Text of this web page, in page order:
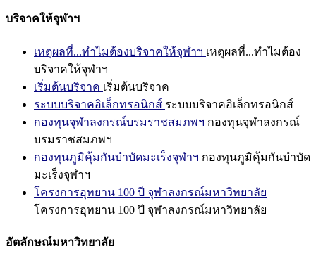
บริจาคให้จุฬาฯ
เหตุผลที่...ทำไมต้องบริจาคให้จุฬาฯ เหตุผลที่...ทำไมต้อง
บริจาคให้จุฬาฯ
เริ่มต้นบริจาค เริ่มต้นบริจาค
ระบบบริจาคอิเล็กทรอนิกส์ ระบบบริจาคอิเล็กทรอนิกส์
กองทุนจุฬาลงกรณ์บรมราชสมภพฯ กองทุนจุฬาลงกรณ์
บรมราชสมภพฯ
กองทุนภูมิคุ้มกันบำบัดมะเร็งจุฬาฯ กองทุนภูมิคุ้มกันบำบัด
มะเร็งจุฬาฯ
โครงการอุทยาน 100 ปี จุฬาลงกรณ์มหาวิทยาลัย
โครงการอุทยาน 100 ปี จุฬาลงกรณ์มหาวิทยาลัย
อัตลักษณ์มหาวิทยาลัย